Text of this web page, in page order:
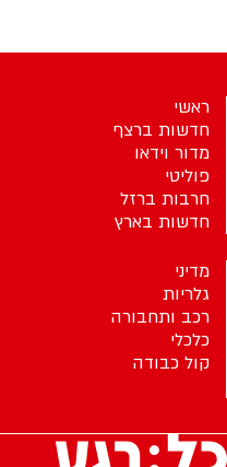
ראשי
חדשות ברצף
מדור וידאו
פוליטי
חרבות ברזל
חדשות בארץ
מדיני
גלריות
רכב ותחבורה
כלכלי
קול כבודה